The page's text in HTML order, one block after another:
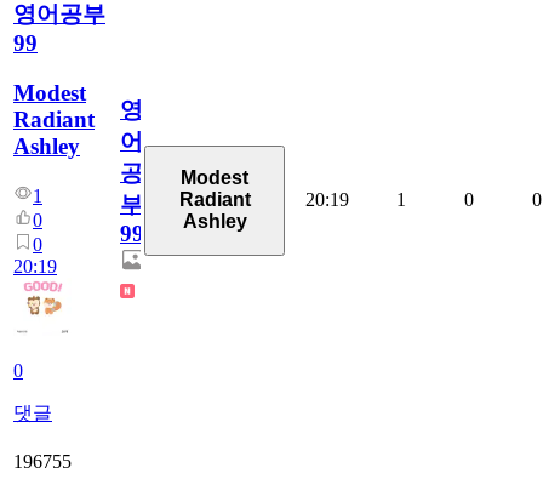
영어공부
99
Modest
Radiant
Ashley
1
0
0
20:19
0
댓글
영
어
공
부
99
Modest
Radiant
Ashley
20:19 1 0 0
196755